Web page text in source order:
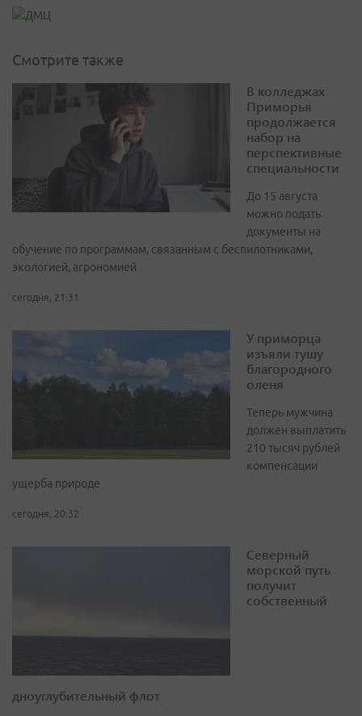
Смотрите также
В колледжах
Приморья
продолжается
набор на
перспективные
специальности
До 15 августа
можно подать
документы на
обучение по программам, связанным с беспилотниками,
экологией, агрономией
сегодня, 21:31
У приморца
изъяли тушу
благородного
оленя
Теперь мужчина
должен выплатить
210 тысяч рублей
компенсации
ущерба природе
сегодня, 20:32
Северный
морской путь
получит
собственный
дноуглубительный флот